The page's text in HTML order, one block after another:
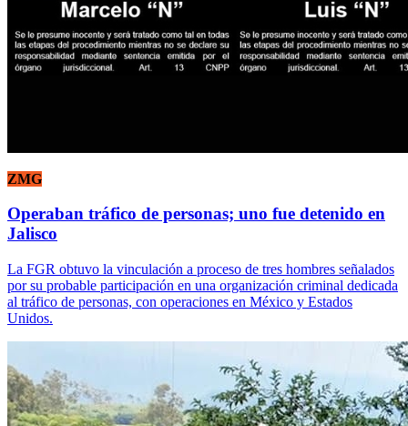
ZMG
Operaban tráfico de personas; uno fue detenido en
Jalisco
La FGR obtuvo la vinculación a proceso de tres hombres señalados
por su probable participación en una organización criminal dedicada
al tráfico de personas, con operaciones en México y Estados
Unidos.